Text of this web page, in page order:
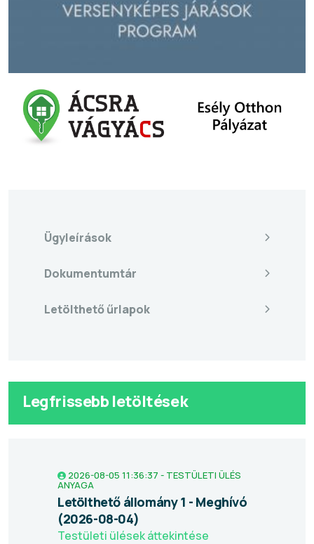
Ügyleírások
Dokumentumtár
Letölthető űrlapok
Legfrissebb letöltések
2026-08-05 11:36:37 - TESTÜLETI ÜLÉS
ANYAGA
Letölthető állomány 1 - Meghívó
(2026-08-04)
Testületi ülések áttekintése